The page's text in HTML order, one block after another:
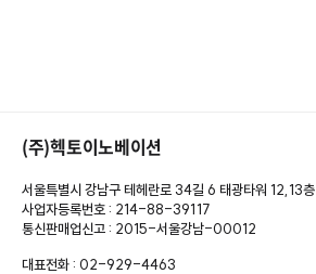
(주)헥토이노베이션
서울특별시 강남구 테헤란로 34길 6 태광타워 12,13층
사업자등록번호 : 214-88-39117
통신판매업신고 : 2015-서울강남-00012
대표전화 : 02-929-4463